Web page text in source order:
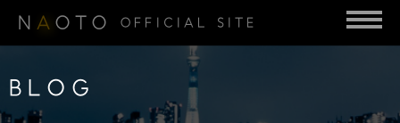
N A OTO OFFICIAL SITE
BLOG